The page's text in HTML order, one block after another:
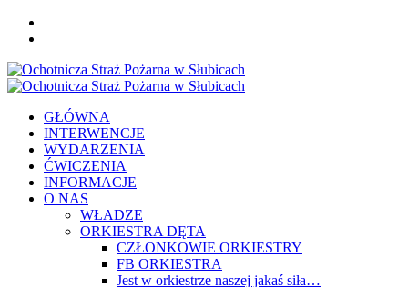
Skip
Primary
GŁÓWNA
INTERWENCJE
WYDARZENIA
ĆWICZENIA
INFORMACJE
O NAS
WŁADZE
ORKIESTRA DĘTA
CZŁONKOWIE ORKIESTRY
FB ORKIESTRA
Jest w orkiestrze naszej jakaś siła…